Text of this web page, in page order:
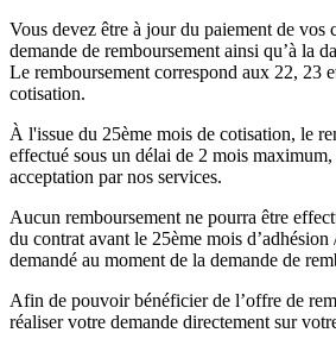
Vous devez être à jour du paiement de vos
demande de remboursement ainsi qu’à la
Le remboursement correspond aux 22, 23
cotisation.
À l'issue du 25ème mois de cotisation, le
effectué sous un délai de 2 mois maximum,
acceptation par nos services.
Aucun remboursement ne pourra être
du contrat avant le 25ème mois
demandé au moment de la demande de
Afin de pouvoir bénéficier de l’offre de
réaliser votre demande directement sur